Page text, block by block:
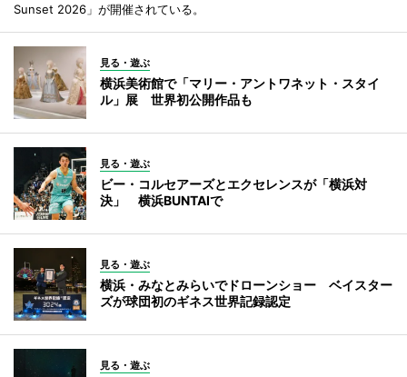
Sunset 2026」が開催されている。
見る・遊ぶ
横浜美術館で「マリー・アントワネット・スタイ
ル」展 世界初公開作品も
見る・遊ぶ
ビー・コルセアーズとエクセレンスが「横浜対
決」 横浜BUNTAIで
見る・遊ぶ
横浜・みなとみらいでドローンショー ベイスター
ズが球団初のギネス世界記録認定
見る・遊ぶ